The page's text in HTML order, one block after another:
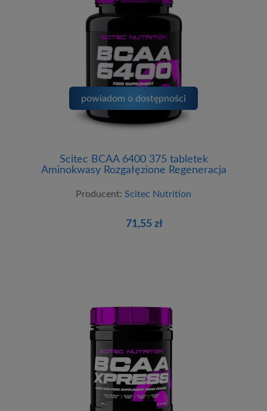
Scitec BCAA 6400 375 tabletek
Aminokwasy Rozgałęzione Regeneracja
Producent: Scitec Nutrition
71,55 zł
powiadom o dostępności